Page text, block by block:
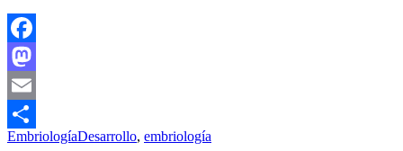
Facebook
Mastodon
Email
Compartir
EmbriologíaDesarrollo, embriología